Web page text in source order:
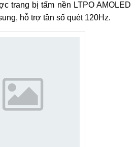
trang bị tấm nền LTPO AMOLED
hỗ trợ tần số quét 120Hz.